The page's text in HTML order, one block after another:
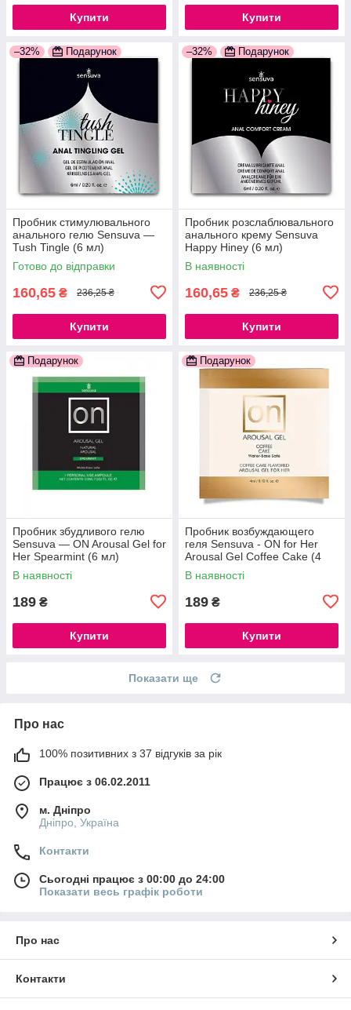
Купити Купити
–32% Подарунок
Пробник стимулювального
анального гелю Sensuva —
Tush Tingle (6 мл)
Готово до відправки
160,65 ₴ 236,25 ₴
Купити
–32% Подарунок
Пробник розслаблювального
анального крему Sensuva
Happy Hiney (6 мл)
В наявності
160,65 ₴ 236,25 ₴
Купити
Подарунок
Пробник збудливого гелю
Sensuva — ON Arousal Gel for
Her Spearmint (6 мл)
777Store.com.ua
В наявності
189 ₴
Купити
Подарунок
Пробник возбуждающего
геля Sensuva - ON for Her
Arousal Gel Coffee Cake (4
мл) 777Store.com.ua
В наявності
189 ₴
Купити
Показати ще
Про нас
100% позитивних з 37 відгуків за рік
Працює з 06.02.2011
м. Дніпро
Дніпро, Україна
Контакти
Сьогодні працює з 00:00 до 24:00
Показати весь графік роботи
Про нас
Контакти